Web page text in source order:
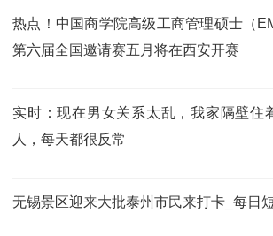
热点！中国商学院高级工商管理硕士（
第六届全国邀请赛五月将在西安开赛
实时：现在男女关系太乱，我家隔壁住
人，每天都很反常
无锡景区迎来大批泰州市民来打卡_每日